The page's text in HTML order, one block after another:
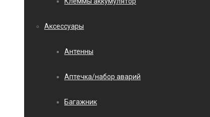
Аксессуары
Антенны
Аптечка/набор аварий
Багажник